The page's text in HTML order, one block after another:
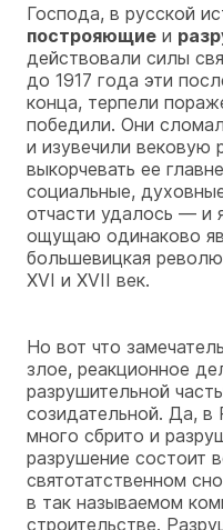
Господа, в русской
построяющие и
действовали силы
до 1917 года эти
конца, терпели
победили. Они
и изувечили вековую
выкорчевать ее
социальные,
отчасти удалось — и
ощущаю одинаково
большевицкая
XVI и XVII век.
Но вот что
злое, реакционное
разрушительной
созидательной. Да, в
много сбрито и
разрушение состоит
святотатственном
в так называемом
строительстве.